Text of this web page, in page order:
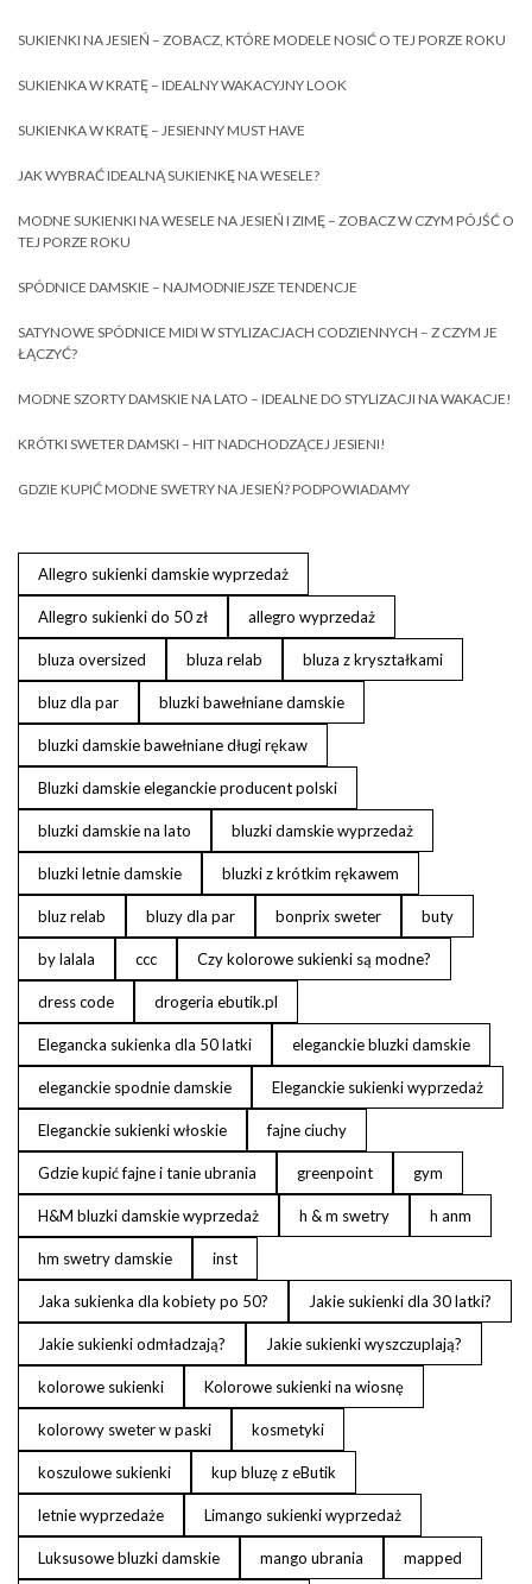
SUKIENKI NA JESIEŃ – ZOBACZ, KTÓRE MODELE NOSIĆ O TEJ PORZE ROKU
SUKIENKA W KRATĘ – IDEALNY WAKACYJNY LOOK
SUKIENKA W KRATĘ – JESIENNY MUST HAVE
JAK WYBRAĆ IDEALNĄ SUKIENKĘ NA WESELE?
MODNE SUKIENKI NA WESELE NA JESIEŃ I ZIMĘ – ZOBACZ W CZYM PÓJŚĆ O
TEJ PORZE ROKU
SPÓDNICE DAMSKIE – NAJMODNIEJSZE TENDENCJE
SATYNOWE SPÓDNICE MIDI W STYLIZACJACH CODZIENNYCH – Z CZYM JE
ŁĄCZYĆ?
MODNE SZORTY DAMSKIE NA LATO – IDEALNE DO STYLIZACJI NA WAKACJE!
KRÓTKI SWETER DAMSKI – HIT NADCHODZĄCEJ JESIENI!
GDZIE KUPIĆ MODNE SWETRY NA JESIEŃ? PODPOWIADAMY
Allegro sukienki damskie wyprzedaż
Allegro sukienki do 50 zł allegro wyprzedaż
bluza oversized bluza relab bluza z kryształkami
bluz dla par bluzki bawełniane damskie
bluzki damskie bawełniane długi rękaw
Bluzki damskie eleganckie producent polski
bluzki damskie na lato bluzki damskie wyprzedaż
bluzki letnie damskie bluzki z krótkim rękawem
bluz relab bluzy dla par bonprix sweter buty
by lalala ccc Czy kolorowe sukienki są modne?
dress code drogeria ebutik.pl
Elegancka sukienka dla 50 latki eleganckie bluzki damskie
eleganckie spodnie damskie Eleganckie sukienki wyprzedaż
Eleganckie sukienki włoskie fajne ciuchy
Gdzie kupić fajne i tanie ubrania greenpoint gym
H&M bluzki damskie wyprzedaż h & m swetry h anm
hm swetry damskie inst
Jaka sukienka dla kobiety po 50? Jakie sukienki dla 30 latki?
Jakie sukienki odmładzają? Jakie sukienki wyszczuplają?
kolorowe sukienki Kolorowe sukienki na wiosnę
kolorowy sweter w paski kosmetyki
koszulowe sukienki kup bluzę z eButik
letnie wyprzedaże Limango sukienki wyprzedaż
Luksusowe bluzki damskie mango ubrania mapped